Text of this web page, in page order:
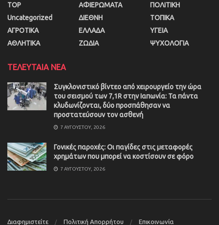
TOP
Uncategorized
ΑΓΡΟΤΙΚΑ
ΑΘΛΗΤΙΚΑ
ΑΦΙΕΡΩΜΑΤΑ
ΔΙΕΘΝΗ
ΕΛΛΑΔΑ
ΖΩΔΙΑ
ΠΟΛΙΤΙΚΗ
ΤΟΠΙΚΑ
ΥΓΕΙΑ
ΨΥΧΟΛΟΓΙΑ
ΤΕΛΕΥΤΑΙΑ ΝΕΑ
Συγκλονιστικό βίντεο από χειρουργείο την ώρα
του σεισμού των 7,1R στην Ιαπωνία: Τα πάντα
κλυδωνίζονται, δύο προσπάθησαν να
προστατεύσουν τον ασθενή
7 ΑΥΓΟΎΣΤΟΥ, 2026
Γονικές παροχές: Οι παγίδες στις μεταφορές
χρημάτων που μπορεί να κοστίσουν σε φόρο
7 ΑΥΓΟΎΣΤΟΥ, 2026
Διαφημιστείτε Πολιτική Απορρήτου Επικοινωνία